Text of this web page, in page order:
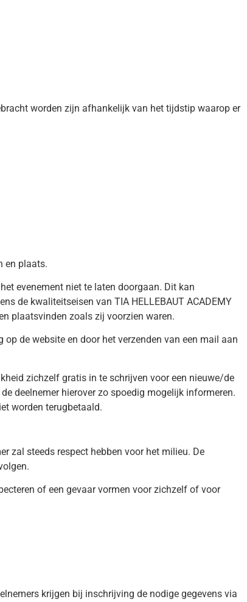
worden zijn afhankelijk van het tijdstip waarop er
en plaats.
evenement niet te laten doorgaan. Dit kan
de kwaliteitseisen van TIA HELLEBAUT ACADEMY
plaatsvinden zoals zij voorzien waren.
de website en door het verzenden van een mail aan
zichzelf gratis in te schrijven voor een nieuwe/de
deelnemer hierover zo spoedig mogelijk informeren.
worden terugbetaald.
zal steeds respect hebben voor het milieu. De
of een gevaar vormen voor zichzelf of voor
krijgen bij inschrijving de nodige gegevens via